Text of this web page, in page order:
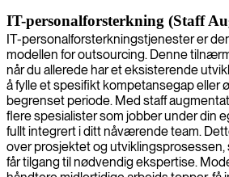
IT-personalforsterkning (Staff
IT-personalforsterkningstjenester er
modellen for outsourcing. Denne
når du allerede har et eksisterende
å fylle et spesifikt kompetansegap eller
begrenset periode. Med staff
flere spesialister som jobber under din
fullt integrert i ditt nåværende team.
over prosjektet og utviklingsprosessen,
får tilgang til nødvendig ekspertise.